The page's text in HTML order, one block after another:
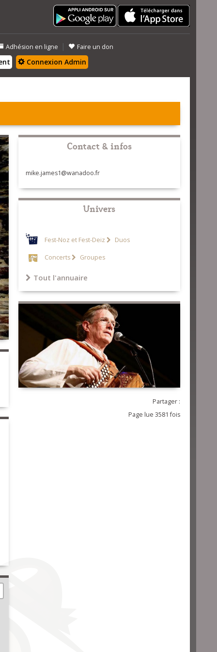
Adhésion en ligne | Faire un don
Connexion Admin
Contact & infos
mike.james1@wanadoo.fr
Univers
Fest-Noz et Fest-Deiz Duos
Concerts Groupes
Tout l'annuaire
Partager :
Page lue 3581 fois